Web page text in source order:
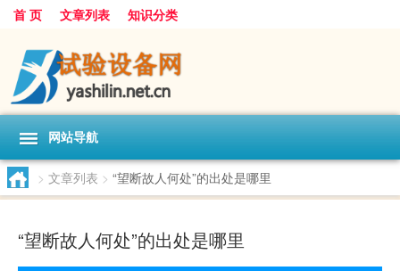
首 页 文章列表 知识分类
网站导航
> 文章列表 > “望断故人何处”的出处是哪里
“望断故人何处”的出处是哪里